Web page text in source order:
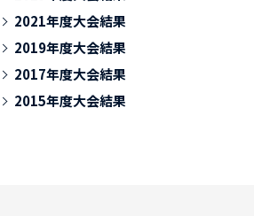
2021年度大会結果
2019年度大会結果
2017年度大会結果
2015年度大会結果